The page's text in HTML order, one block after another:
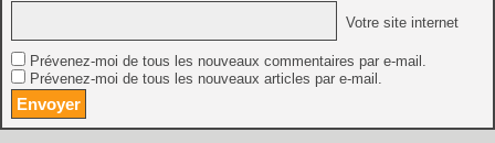
Votre site internet
Prévenez-moi de tous les nouveaux commentaires par e-mail.
Prévenez-moi de tous les nouveaux articles par e-mail.